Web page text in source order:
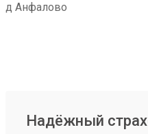
д Анфалово
Надёжный